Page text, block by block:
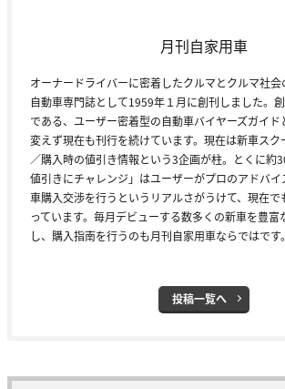
月刊自家用車
オーナードライバーに密着したクルマとクルマ社
自動車専門誌として1959年１月に創刊しました。
である、ユーザー密着型の自動車バイヤーズガイド
変えず現在も刊行を続けています。現在は新車スク
／購入時の値引き情報という3企画が柱。とくに約
値引きにチャレンジ」はユーザーがプロのアドバ
車購入交渉を行うというリアルさがうけて、現在で
っています。毎月デビューする数多くの新車を豊富
し、購入指南を行うのも月刊自家用車ならではです。
投稿一覧へ